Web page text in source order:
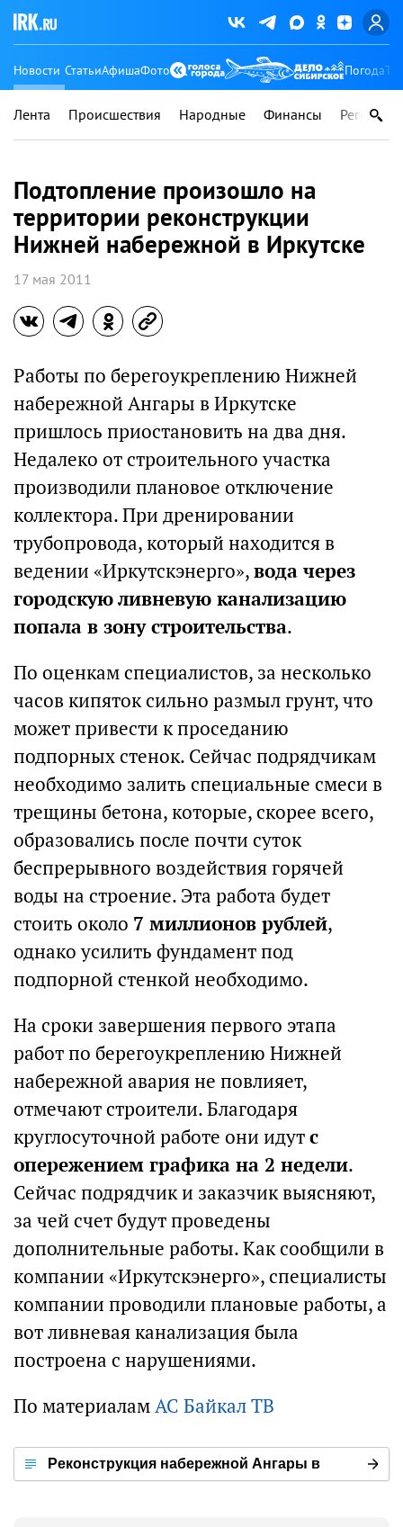
Новости СтатьиАфишаФото Погода
Лента Происшествия Народные Финансы Регионы
Подтопление произошло на
территории реконструкции
Нижней набережной в Иркутске
17 мая 2011
Работы по берегоукреплению Нижней
набережной Ангары в Иркутске
пришлось приостановить на два дня.
Недалеко от строительного участка
производили плановое отключение
коллектора. При дренировании
трубопровода, который находится в
ведении «Иркутскэнерго»,вода через
городскую ливневую канализацию
попала в зону строительства.
По оценкам специалистов, за несколько
часов кипяток сильно размыл грунт, что
может привести к проседанию
подпорных стенок. Сейчас подрядчикам
необходимо залить специальные смеси в
трещины бетона, которые, скорее всего,
образовались после почти суток
беспрерывного воздействия горячей
воды на строение. Эта работа будет
стоить около 7 миллионов рублей,
однако усилить фундамент под
подпорной стенкой необходимо.
На сроки завершения первого этапа
работ по берегоукреплению Нижней
набережной авария не повлияет,
отмечают строители. Благодаря
круглосуточной работе они идутс
опережением графика на 2 недели.
Сейчас подрядчик и заказчик выясняют,
за чей счет будут проведены
дополнительные работы. Как сообщили в
компании «Иркутскэнерго», специалисты
компании проводили плановые работы, а
вот ливневая канализация была
построена с нарушениями.
По материаламАС Байкал ТВ
Реконструкция набережной Ангары в